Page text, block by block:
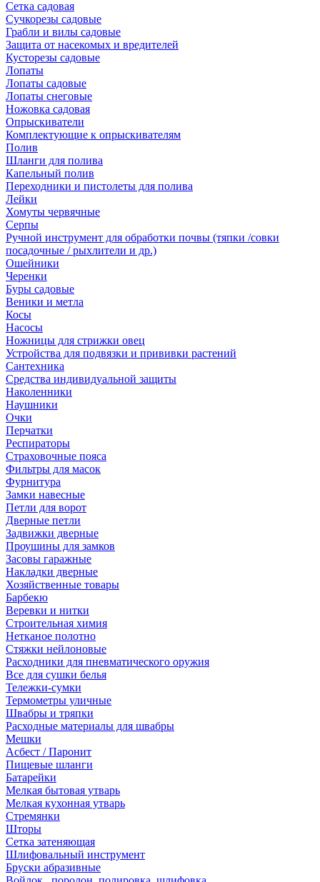
Сетка садовая
Сучкорезы садовые
Грабли и вилы садовые
Защита от насекомых и вредителей
Кусторезы садовые
Лопаты
Лопаты садовые
Лопаты снеговые
Ножовка садовая
Опрыскиватели
Комплектующие к опрыскивателям
Полив
Шланги для полива
Капельный полив
Переходники и пистолеты для полива
Лейки
Хомуты червячные
Серпы
Ручной инструмент для обработки почвы (тяпки /совки
посадочные / рыхлители и др.)
Ошейники
Черенки
Буры садовые
Веники и метла
Косы
Насосы
Ножницы для стрижки овец
Устройства для подвязки и прививки растений
Сантехника
Средства индивидуальной защиты
Наколенники
Наушники
Очки
Перчатки
Респираторы
Страховочные пояса
Фильтры для масок
Фурнитура
Замки навесные
Петли для ворот
Дверные петли
Задвижки дверные
Проушины для замков
Засовы гаражные
Накладки дверные
Хозяйственные товары
Барбекю
Веревки и нитки
Строительная химия
Нетканое полотно
Стяжки нейлоновые
Расходники для пневматического оружия
Все для сушки белья
Тележки-сумки
Термометры уличные
Швабры и тряпки
Расходные материалы для швабры
Мешки
Асбест / Паронит
Пищевые шланги
Батарейки
Мелкая бытовая утварь
Мелкая кухонная утварь
Стремянки
Шторы
Сетка затеняющая
Шлифовальный инструмент
Бруски абразивные